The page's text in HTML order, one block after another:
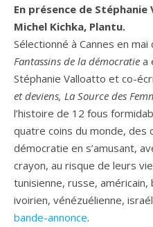
En présence de
Michel Kichka, Plantu.
Sélectionné à Cannes en
Fantassins de la démocratie a
Stéphanie Valloatto et co-
et deviens, La Source des
l’histoire de 12 fous
quatre coins du monde, des
démocratie en s’amusant,
crayon, au risque de leurs
tunisienne, russe, américain,
ivoirien, vénézuélienne,
bande-annonce.